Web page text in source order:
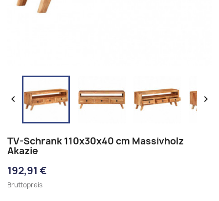
 
TV-Schrank 110x30x40 cm Massivholz
Akazie
192,91 €
Bruttopreis